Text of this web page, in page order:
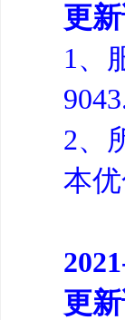
更新
1、
2、
本
更新